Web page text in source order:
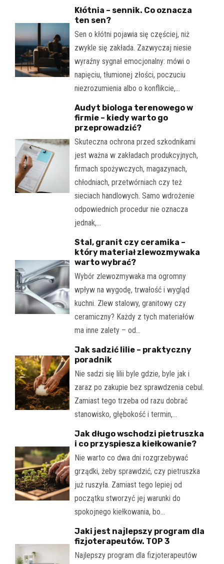
Kłótnia – sennik. Co oznacza
ten sen?
Sen o kłótni pojawia się częściej, niż
zwykle się zakłada. Zazwyczaj niesie
wyraźny sygnał emocjonalny: mówi o
napięciu, tłumionej złości, poczuciu
niezrozumienia albo o konflikcie,…
Audyt biologa terenowego w
firmie – kiedy warto go
przeprowadzić?
Skuteczna ochrona przed szkodnikami
jest ważna w zakładach produkcyjnych,
firmach spożywczych, magazynach,
chłodniach, przetwórniach czy też
sieciach handlowych. Samo wdrożenie
odpowiednich procedur nie oznacza
jednak,…
Stal, granit czy ceramika –
który materiał zlewozmywaka
warto wybrać?
Wybór zlewozmywaka ma ogromny
wpływ na wygodę, trwałość i wygląd
kuchni. Zlew stalowy, granitowy czy
ceramiczny? Każdy z tych materiałów
ma inne zalety – od…
Jak sadzić lilie – praktyczny
poradnik
Nie sadzi się lilii byle gdzie, byle jak i
zaraz po zakupie bez sprawdzenia cebul.
Zamiast tego trzeba od razu dobrać
stanowisko, głębokość i termin,…
Jak długo wschodzi pietruszka
i co przyspiesza kiełkowanie?
Nie warto co dwa dni rozgrzebywać
grządki, żeby sprawdzić, czy pietruszka
już ruszyła. Zamiast tego lepiej od
początku stworzyć jej warunki do
spokojnego kiełkowania, bo…
Jaki jest najlepszy program dla
fizjoterapeutów. TOP 3
Najlepszy program dla fizjoterapeutów